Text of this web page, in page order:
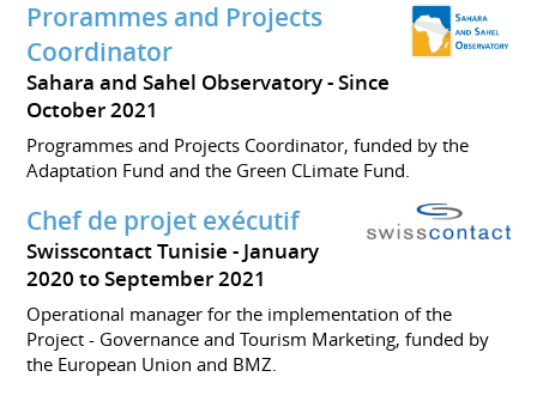
Prorammes and Projects
Coordinator
Sahara and Sahel Observatory
Since
October 2021
Programmes and Projects Coordinator, funded by the
Adaptation Fund and the Green CLimate Fund.
Chef de projet exécutif
Swisscontact Tunisie
January
2020 to September 2021
Operational manager for the implementation of the
Project - Governance and Tourism Marketing, funded by
the European Union and BMZ.